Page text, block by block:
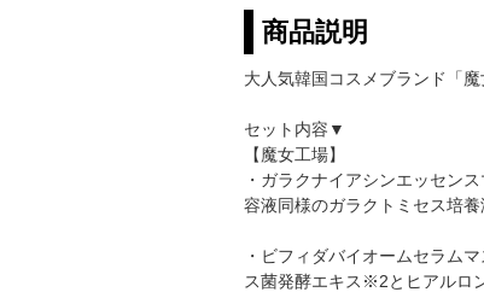
商品説明
大人気韓国コスメブランド「
セット内容▼
【魔女工場】
・ガラクナイアシンエッセン
容液同様のガラクトミセス培養
・ビフィダバイオームセラム
ス菌発酵エキス※2とヒアルロ